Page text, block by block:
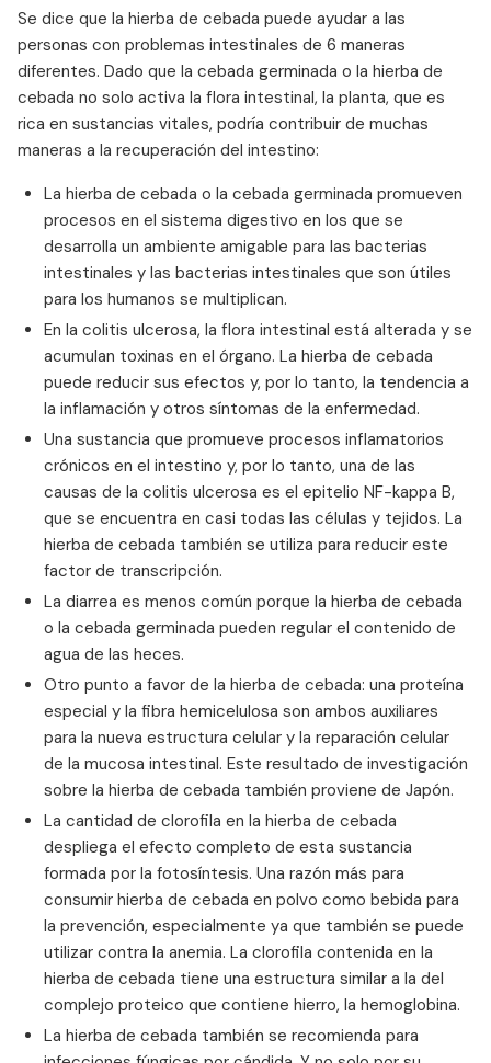
Se dice que la hierba de cebada puede ayudar a las
personas con problemas intestinales de 6 maneras
diferentes. Dado que la cebada germinada o la hierba de
cebada no solo activa la flora intestinal, la planta, que es
rica en sustancias vitales, podría contribuir de muchas
maneras a la recuperación del intestino:
La hierba de cebada o la cebada germinada promueven
procesos en el sistema digestivo en los que se
desarrolla un ambiente amigable para las bacterias
intestinales y las bacterias intestinales que son útiles
para los humanos se multiplican.
En la colitis ulcerosa, la flora intestinal está alterada y se
acumulan toxinas en el órgano. La hierba de cebada
puede reducir sus efectos y, por lo tanto, la tendencia a
la inflamación y otros síntomas de la enfermedad.
Una sustancia que promueve procesos inflamatorios
crónicos en el intestino y, por lo tanto, una de las
causas de la colitis ulcerosa es el epitelio NF-kappa B,
que se encuentra en casi todas las células y tejidos. La
hierba de cebada también se utiliza para reducir este
factor de transcripción.
La diarrea es menos común porque la hierba de cebada
o la cebada germinada pueden regular el contenido de
agua de las heces.
Otro punto a favor de la hierba de cebada: una proteína
especial y la fibra hemicelulosa son ambos auxiliares
para la nueva estructura celular y la reparación celular
de la mucosa intestinal. Este resultado de investigación
sobre la hierba de cebada también proviene de Japón.
La cantidad de clorofila en la hierba de cebada
despliega el efecto completo de esta sustancia
formada por la fotosíntesis. Una razón más para
consumir hierba de cebada en polvo como bebida para
la prevención, especialmente ya que también se puede
utilizar contra la anemia. La clorofila contenida en la
hierba de cebada tiene una estructura similar a la del
complejo proteico que contiene hierro, la hemoglobina.
La hierba de cebada también se recomienda para